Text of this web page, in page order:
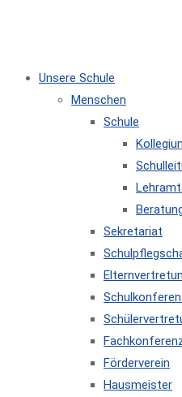
Unsere Schule
Menschen
Schule
Sekretariat
Förderverein
Hausmeister